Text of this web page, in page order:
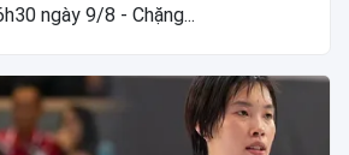
ngày 9/8 - Chặng...